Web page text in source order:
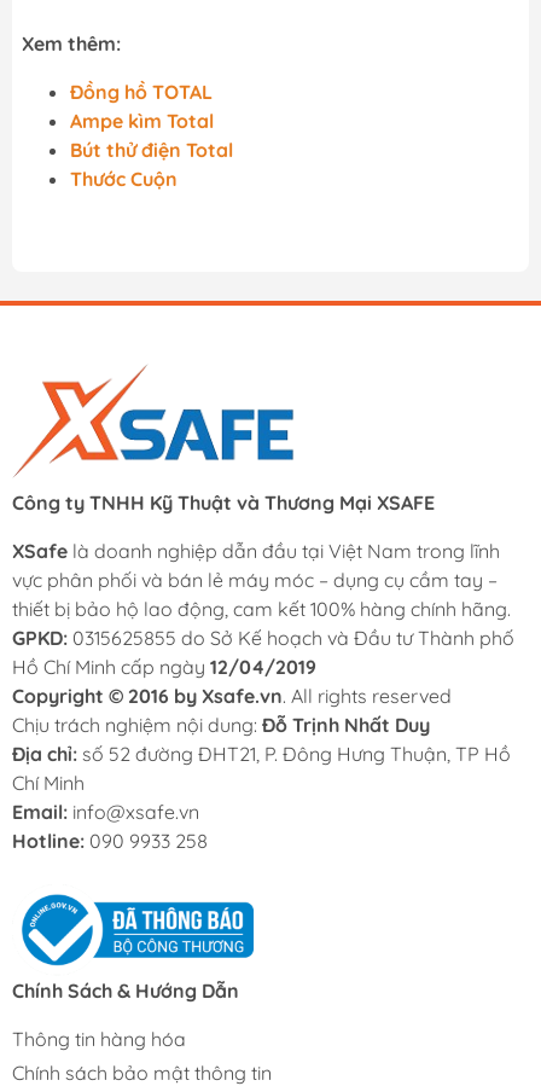
Xem thêm:
Đồng hồ TOTAL
Ampe kìm Total
Bút thử điện Total
Thước Cuộn
Công ty TNHH Kỹ Thuật và Thương Mại XSAFE
XSafe là doanh nghiệp dẫn đầu tại Việt Nam trong lĩnh
vực phân phối và bán lẻ máy móc – dụng cụ cầm tay –
thiết bị bảo hộ lao động, cam kết 100% hàng chính hãng.
GPKD: 0315625855 do Sở Kế hoạch và Đầu tư Thành phố
Hồ Chí Minh cấp ngày 12/04/2019
Copyright © 2016 by Xsafe.vn. All rights reserved
Chịu trách nghiệm nội dung: Đỗ Trịnh Nhất Duy
Địa chỉ: số 52 đường ĐHT21, P. Đông Hưng Thuận, TP Hồ
Chí Minh
Email: info@xsafe.vn
Hotline: 090 9933 258
Chính Sách & Hướng Dẫn
Thông tin hàng hóa
Chính sách bảo mật thông tin